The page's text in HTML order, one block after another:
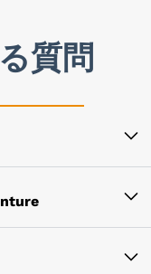
質問
収益率、経